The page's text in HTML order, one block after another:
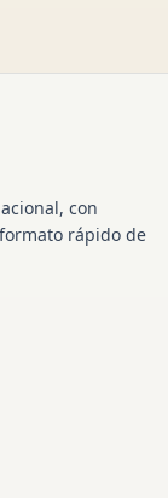
con
rápido de